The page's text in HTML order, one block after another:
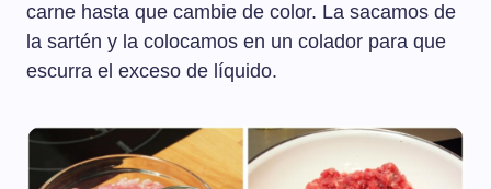
carne hasta que cambie de color. La sacamos de
la sartén y la colocamos en un colador para que
escurra el exceso de líquido.